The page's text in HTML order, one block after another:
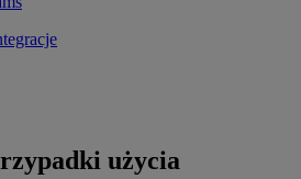
użycia